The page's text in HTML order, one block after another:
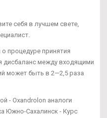
себя в лучшем свете,
процедуре принятия
дисбаланс между входящими
может быть в 2—2,5 раза
- Oxandrolon аналоги
Южно-Сахалинск - Курс